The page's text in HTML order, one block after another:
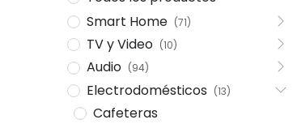
Smart Home (71)
TV y Video (10)
Audio (94)
Electrodomésticos (13)
Cafeteras